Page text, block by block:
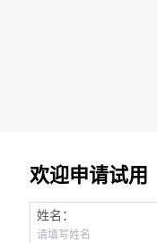
欢迎申请试用
姓名：